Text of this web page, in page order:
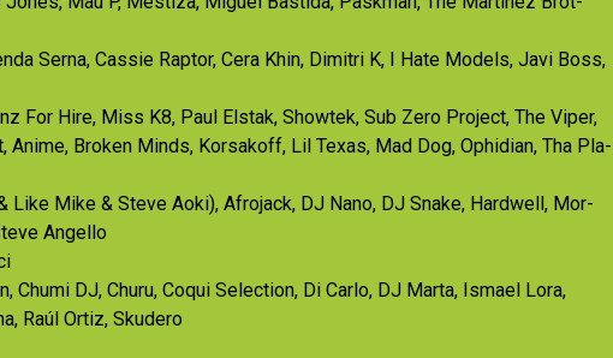
Serna, Cassie Raptor, Cera Khin, Dimitri K, I Hate Models, Javi Boss,
For Hire, Miss K8, Paul Elstak, Showtek, Sub Zero Project, The Viper,
Broken Minds, Korsakoff, Lil Texas, Mad Dog, Ophidian, Tha Pla-
Mike & Steve Aoki), Afrojack, DJ Nano, DJ Snake, Hardwell, Mor-
Angello
Chumi DJ, Churu, Coqui Selection, Di Carlo, DJ Marta, Ismael Lora,
Raúl Ortiz, Skudero